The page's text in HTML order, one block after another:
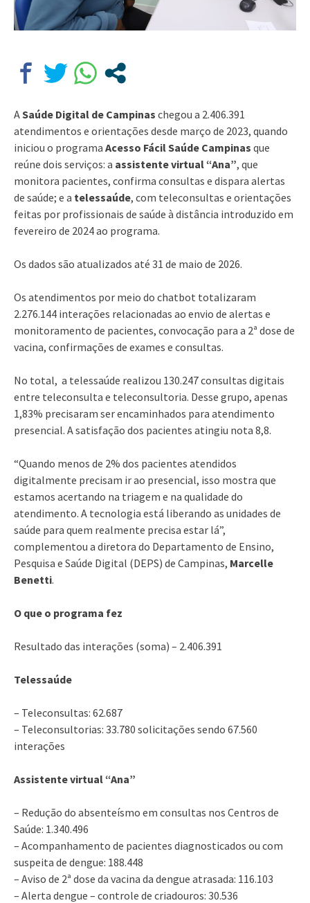
ASaúde Digital de Campinas chegou a 2.406.391
atendimentos e orientações desde março de 2023, quando
iniciou o programa Acesso Fácil Saúde Campinas que
reúne dois serviços: a assistente virtual “Ana”, que
monitora pacientes, confirma consultas e dispara alertas
de saúde; e a telessaúde, com teleconsultas e orientações
feitas por profissionais de saúde à distância introduzido em
fevereiro de 2024 ao programa.
Os dados são atualizados até 31 de maio de 2026.
Os atendimentos por meio do chatbot totalizaram
2.276.144 interações relacionadas ao envio de alertas e
monitoramento de pacientes, convocação para a 2ª dose de
vacina, confirmações de exames e consultas.
No total, a telessaúde realizou 130.247 consultas digitais
entre teleconsulta e teleconsultoria. Desse grupo, apenas
1,83% precisaram ser encaminhados para atendimento
presencial. A satisfação dos pacientes atingiu nota 8,8.
“Quando menos de 2% dos pacientes atendidos
digitalmente precisam ir ao presencial, isso mostra que
estamos acertando na triagem e na qualidade do
atendimento. A tecnologia está liberando as unidades de
saúde para quem realmente precisa estar lá”,
complementou a diretora do Departamento de Ensino,
Pesquisa e Saúde Digital (DEPS) de Campinas, Marcelle
Benetti.
O que o programa fez
Resultado das interações (soma) – 2.406.391
Telessaúde
– Teleconsultas: 62.687
– Teleconsultorias: 33.780 solicitações sendo 67.560
interações
Assistente virtual “Ana”
– Redução do absenteísmo em consultas nos Centros de
Saúde: 1.340.496
– Acompanhamento de pacientes diagnosticados ou com
suspeita de dengue: 188.448
– Aviso de 2ª dose da vacina da dengue atrasada: 116.103
– Alerta dengue – controle de criadouros: 30.536